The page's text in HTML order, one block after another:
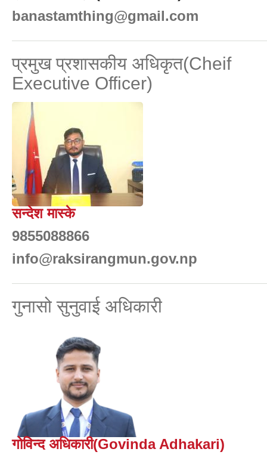
banastamthing@gmail.com
प्रमुख प्रशासकीय अधिकृत(Cheif
Executive Officer)
सन्देश मास्के
9855088866
info@raksirangmun.gov.np
गुनासो सुनुवाई अधिकारी
गोविन्द अधिकारी(Govinda Adhakari)